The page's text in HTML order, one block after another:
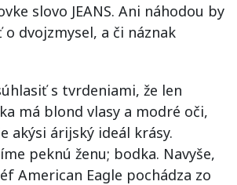
slovo JEANS. Ani náhodou by
dvojzmysel, a či náznak
s tvrdeniami, že len
má blond vlasy a modré oči,
akýsi árijský ideál krásy.
peknú ženu; bodka. Navyše,
American Eagle pochádza zo